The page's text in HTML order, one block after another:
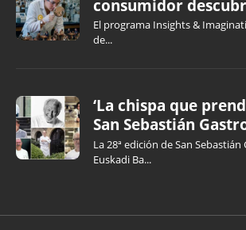
consumidor
El programa Insights &
de...
‘La chispa que
San Sebastián
La 28ª edición de San
Euskadi Ba...